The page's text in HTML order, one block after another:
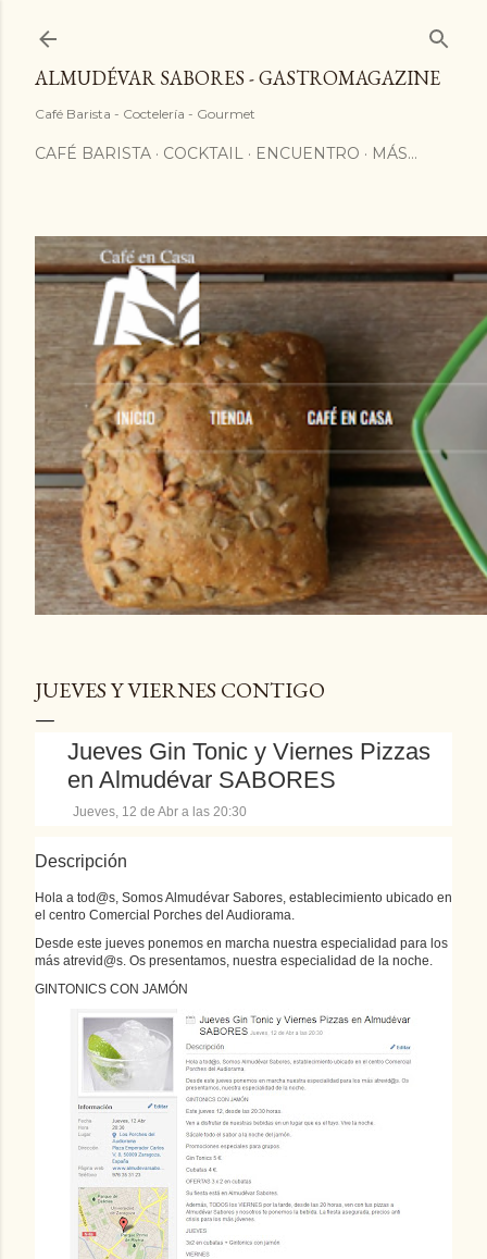
ALMUDÉVAR SABORES - GASTROMAGAZINE
Café Barista - Coctelería - Gourmet
CAFÉ BARISTA COCKTAIL ENCUENTRO MÁS…
JUEVES Y VIERNES CONTIGO
Jueves Gin Tonic y Viernes Pizzas
en Almudévar SABORES
Jueves, 12 de Abr a las 20:30
Descripción
Hola a tod@s, Somos Almudévar Sabores, establecimiento ubicado en
el centro Comercial Porches del Audiorama.
Desde este jueves ponemos en marcha nuestra especialidad para los
más atrevid@s. Os presentamos, nuestra especialidad de la noche.
GINTONICS CON JAMÓN